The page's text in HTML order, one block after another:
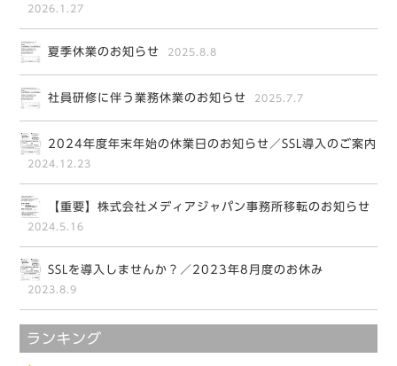
2026.1.27
夏季休業のお知らせ 2025.8.8
社員研修に伴う業務休業のお知らせ 2025.7.7
2024年度年末年始の休業日のお知らせ／SSL導入のご案内
2024.12.23
【重要】株式会社メディアジャパン事務所移転のお知らせ
2024.5.16
SSLを導入しませんか？／2023年8月度のお休み
2023.8.9
ランキング